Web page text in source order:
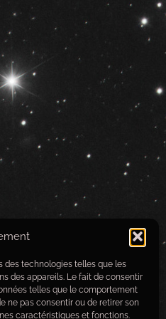
des technologies telles que les
des appareils. Le fait de consentir
telles que le comportement
ne pas consentir ou de retirer son
caractéristiques et fonctions.